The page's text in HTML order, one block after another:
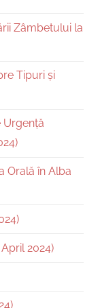
Zâmbetului la
Tipuri și
Urgență
Orală în Alba
2024)